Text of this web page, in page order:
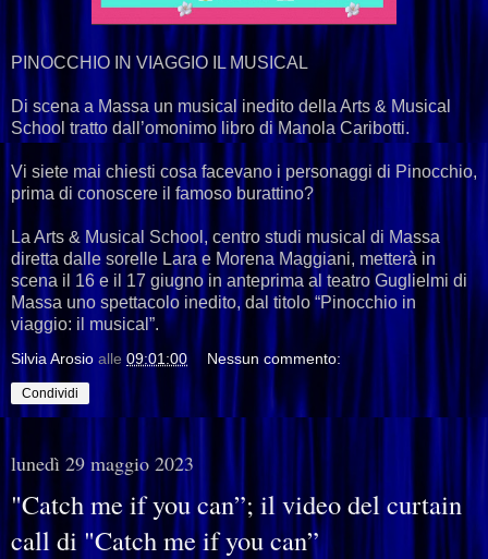
PINOCCHIO IN VIAGGIO IL MUSICAL
Di scena a Massa un musical inedito della Arts & Musical
School tratto dall’omonimo libro di Manola Caribotti.
Vi siete mai chiesti cosa facevano i personaggi di Pinocchio,
prima di conoscere il famoso burattino?
La Arts & Musical School, centro studi musical di Massa
diretta dalle sorelle Lara e Morena Maggiani, metterà in
scena il 16 e il 17 giugno in anteprima al teatro Guglielmi di
Massa uno spettacolo inedito, dal titolo “Pinocchio in
viaggio: il musical”.
Silvia Arosio alle 09:01:00 Nessun commento:
Condividi
lunedì 29 maggio 2023
"Catch me if you can”; il video del curtain
call di "Catch me if you can”